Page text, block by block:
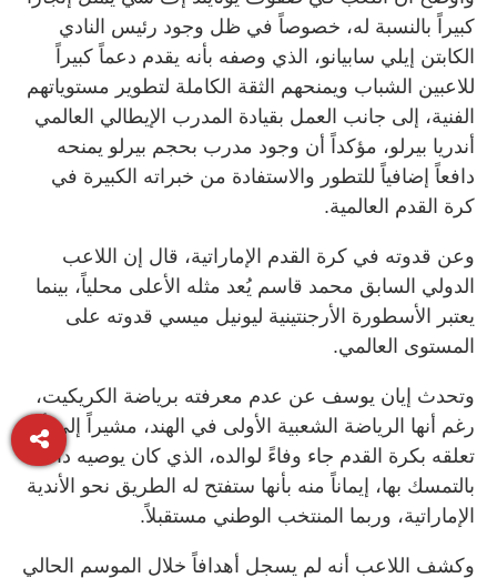
كبيراً بالنسبة له، خصوصاً في ظل وجود رئيس النادي
الكابتن إيلي سابيانو، الذي وصفه بأنه يقدم دعماً كبيراً
للاعبين الشباب ويمنحهم الثقة الكاملة لتطوير مستوياتهم
الفنية، إلى جانب العمل بقيادة المدرب الإيطالي العالمي
أندريا بيرلو، مؤكداً أن وجود مدرب بحجم بيرلو يمنحه
دافعاً إضافياً للتطور والاستفادة من خبراته الكبيرة في
كرة القدم العالمية.
وعن قدوته في كرة القدم الإماراتية، قال إن اللاعب
الدولي السابق محمد قاسم يُعد مثله الأعلى محلياً، بينما
يعتبر الأسطورة الأرجنتينية ليونيل ميسي قدوته على
المستوى العالمي.
وتحدث إيان يوسف عن عدم معرفته برياضة الكريكيت،
رغم أنها الرياضة الشعبية الأولى في الهند، مشيراً إلى أن
تعلقه بكرة القدم جاء وفاءً لوالده، الذي كان يوصيه دائماً
بالتمسك بها، إيماناً منه بأنها ستفتح له الطريق نحو الأندية
الإماراتية، وربما المنتخب الوطني مستقبلاً.
وكشف اللاعب أنه لم يسجل أهدافاً خلال الموسم الحالي